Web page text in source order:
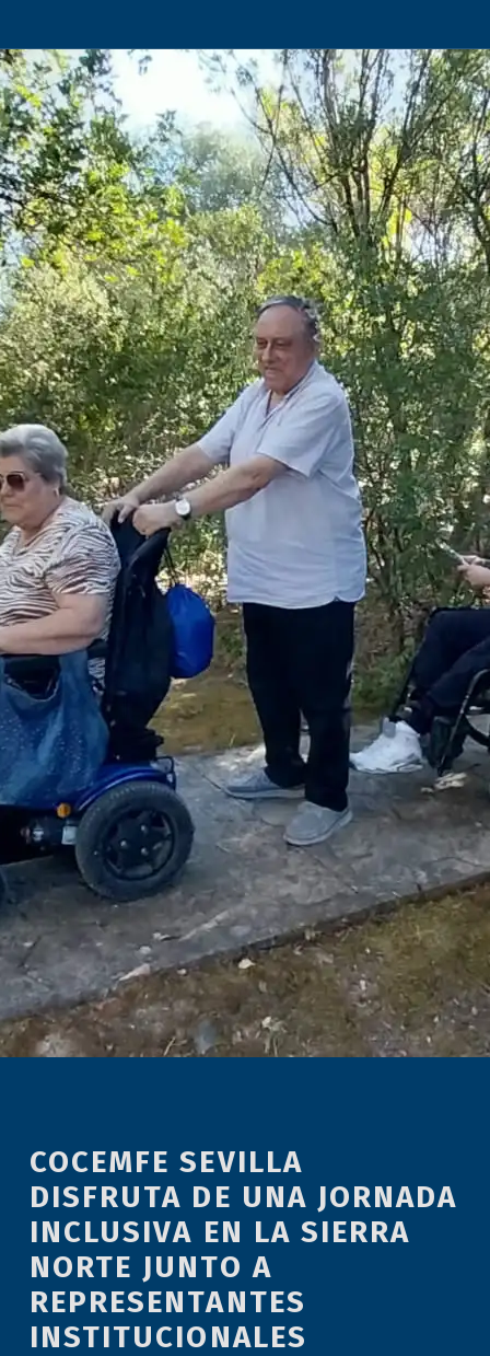
COCEMFE SEVILLA
DISFRUTA DE UNA JORNADA
INCLUSIVA EN LA SIERRA
NORTE JUNTO A
REPRESENTANTES
INSTITUCIONALES